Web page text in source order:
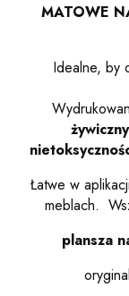
MATOWE
Idealne, by
Łatwe w
meblach.
plansza